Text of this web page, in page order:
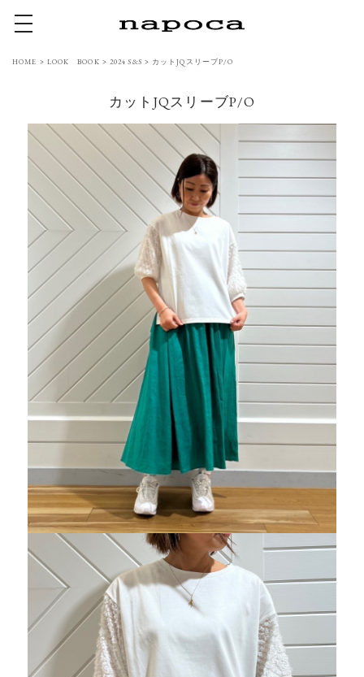
toggle navigation
HOME > LOOK BOOK > 2024 S&S> カットJQスリーブP/O
カットJQスリーブP/O